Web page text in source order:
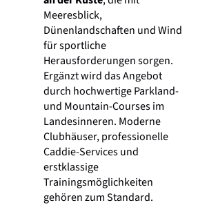
Meeresblick,
Dünenlandschaften und Wind
für sportliche
Herausforderungen sorgen.
Ergänzt wird das Angebot
durch hochwertige Parkland-
und Mountain-Courses im
Landesinneren. Moderne
Clubhäuser, professionelle
Caddie-Services und
erstklassige
Trainingsmöglichkeiten
gehören zum Standard.